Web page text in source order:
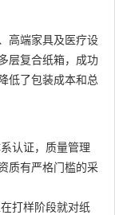
高端家具及医疗设
层复合纸箱，成功
低了包装成本和总
认证，质量管理
质有严格门槛的采
打样阶段就对纸